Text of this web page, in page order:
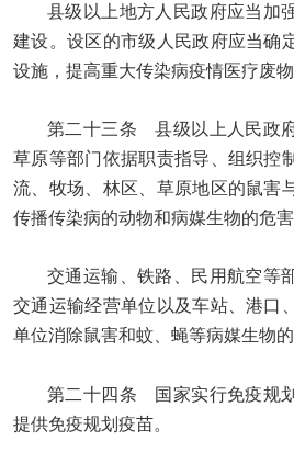
县级以上地方人民政府应当加
建设。设区的市级人民政府应当确
设施，提高重大传染病疫情医疗废物
第二十三条 县级以上人民政
草原等部门依据职责指导、组织控
流、牧场、林区、草原地区的鼠害
传播传染病的动物和病媒生物的危害
交通运输、铁路、民用航空等
交通运输经营单位以及车站、港口
单位消除鼠害和蚊、蝇等病媒生物的
第二十四条 国家实行免疫规
提供免疫规划疫苗。